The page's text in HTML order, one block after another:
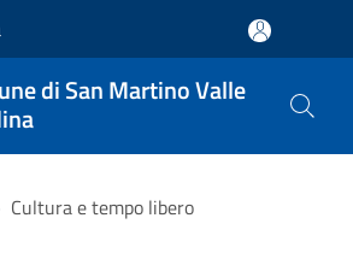
di San Martino Valle
Cultura e tempo libero